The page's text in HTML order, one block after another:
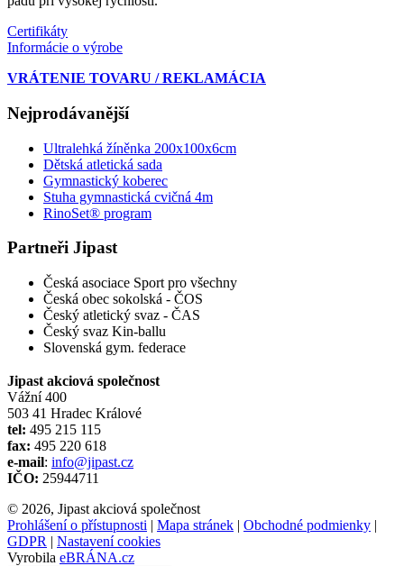
Certifikáty
Informácie o výrobe
VRÁTENIE TOVARU / REKLAMÁCIA
Nejprodávanější
Ultralehká žíněnka 200x100x6cm
Dětská atletická sada
Gymnastický koberec
Stuha gymnastická cvičná 4m
RinoSet® program
Partneři Jipast
Česká asociace Sport pro všechny
Česká obec sokolská - ČOS
Český atletický svaz - ČAS
Český svaz Kin-ballu
Slovenská gym. federace
Jipast akciová společnost
Vážní 400
503 41 Hradec Králové
tel: 495 215 115
fax: 495 220 618
e-mail: info@jipast.cz
IČO: 25944711
© 2026, Jipast akciová společnost
Prohlášení o přístupnosti | Mapa stránek | Obchodné podmienky |
GDPR | Nastavení cookies
Vyrobila eBRÁNA.cz